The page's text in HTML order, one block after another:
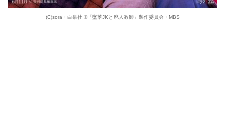
(C)sora・白泉社 ©「墜落JKと廃人教師」製作委員会・MBS